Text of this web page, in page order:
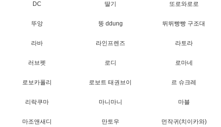
DC 딸기 또로와로로
뚜앙 뚱 ddung 뛰뛰빵빵 구조대
라바 라인프렌즈 라토라
러브펫 로디 로마네
로보카폴리 로보트 태권브이 르 슈크레
리락쿠마 마니마니 마블
마조앤새디 만토우 먼작귀(치이카와)